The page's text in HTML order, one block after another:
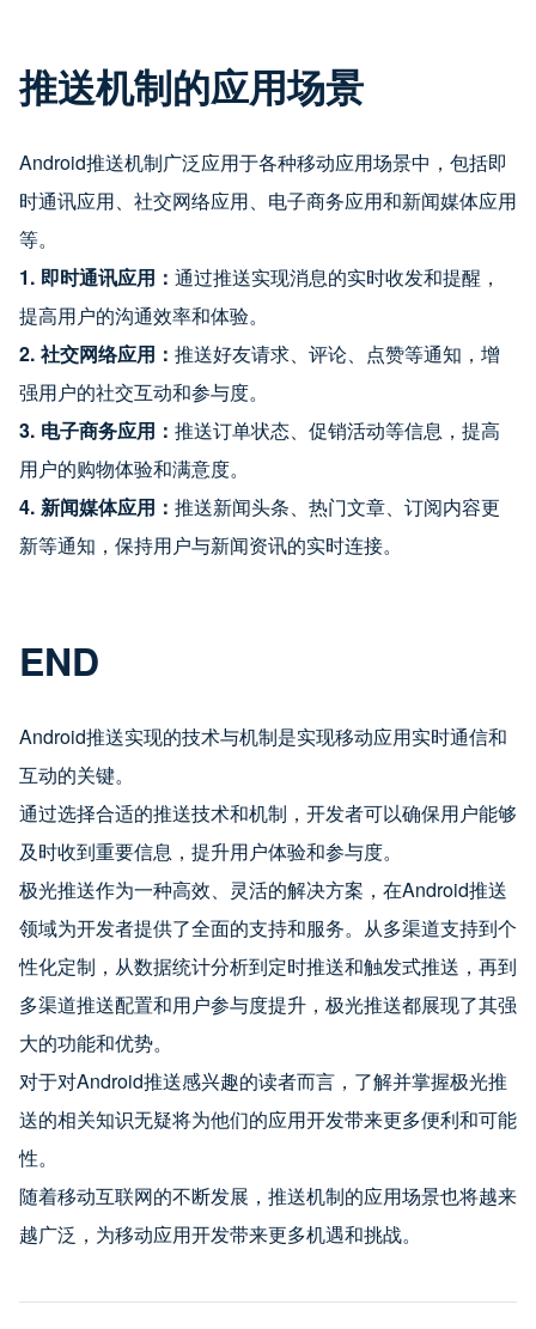
推送机制的应用场景
Android推送机制广泛应用于各种移动应用场景中，包括即
时通讯应用、社交网络应用、电子商务应用和新闻媒体应用
等。
1. 即时通讯应用： 通过推送实现消息的实时收发和提醒，
提高用户的沟通效率和体验。
2. 社交网络应用： 推送好友请求、评论、点赞等通知，增
强用户的社交互动和参与度。
3. 电子商务应用： 推送订单状态、促销活动等信息，提高
用户的购物体验和满意度。
4. 新闻媒体应用： 推送新闻头条、热门文章、订阅内容更
新等通知，保持用户与新闻资讯的实时连接。
END
Android推送实现的技术与机制是实现移动应用实时通信和
互动的关键。
通过选择合适的推送技术和机制，开发者可以确保用户能够
及时收到重要信息，提升用户体验和参与度。
极光推送作为一种高效、灵活的解决方案，在Android推送
领域为开发者提供了全面的支持和服务。从多渠道支持到个
性化定制，从数据统计分析到定时推送和触发式推送，再到
多渠道推送配置和用户参与度提升，极光推送都展现了其强
大的功能和优势。
对于对Android推送感兴趣的读者而言，了解并掌握极光推
送的相关知识无疑将为他们的应用开发带来更多便利和可能
性。
随着移动互联网的不断发展，推送机制的应用场景也将越来
越广泛，为移动应用开发带来更多机遇和挑战。